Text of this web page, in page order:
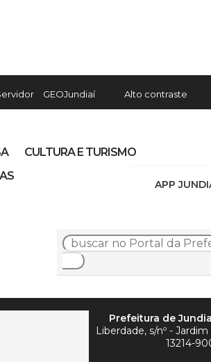
GEOJundiaí Alto contraste
APP
CULTURA E TURISMO
Prefeitura de
Liberdade, s/nº -
13214-